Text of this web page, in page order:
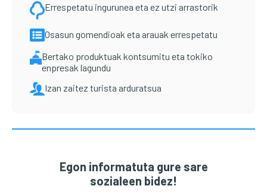
Errespetatu ingurunea eta ez utzi arrastorik
Osasun gomendioak eta arauak errespetatu
Bertako produktuak kontsumitu eta tokiko
enpresak lagundu
Izan zaitez turista arduratsua
Egon informatuta gure sare
sozialeen bidez!